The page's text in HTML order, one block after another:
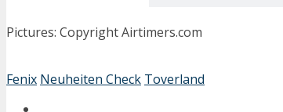
Pictures: Copyright Airtimers.com
Fenix Neuheiten Check Toverland